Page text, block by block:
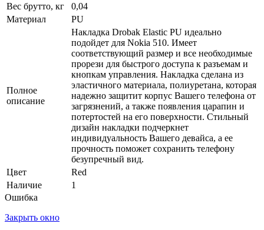
Вес брутто, кг
0,04
Материал
PU
Полное
описание
Накладка Drobak Elastic PU идеально
подойдет для Nokia 510. Имеет
соответствующий размер и все необходимые
прорези для быстрого доступа к разъемам и
кнопкам управления. Накладка сделана из
эластичного материала, полиуретана, которая
надежно защитит корпус Вашего телефона от
загрязнений, а также появления царапин и
потертостей на его поверхности. Стильный
дизайн накладки подчеркнет
индивидуальность Вашего девайса, а ее
прочность поможет сохранить телефону
безупречный вид.
Цвет
Red
Наличие
1
Ошибка
Закрыть окно